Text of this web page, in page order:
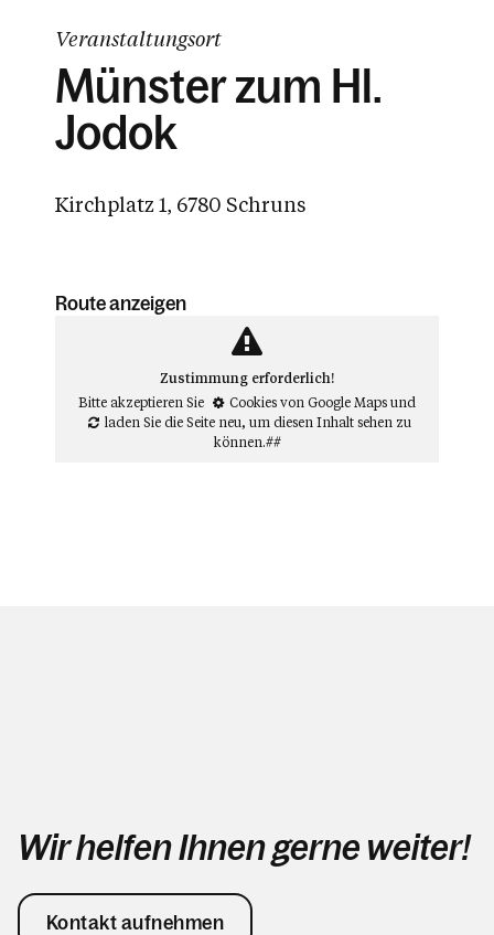
Veranstaltungsort
Münster zum Hl.
Jodok
Kirchplatz 1, 6780 Schruns
Route anzeigen
Zustimmung erforderlich!
Bitte akzeptieren Sie
Cookies von Google Mapsund
laden Sie die Seite neu, um diesen Inhalt sehen zu
können.##
Wir helfen Ihnen gerne weiter!
Kontakt aufnehmen